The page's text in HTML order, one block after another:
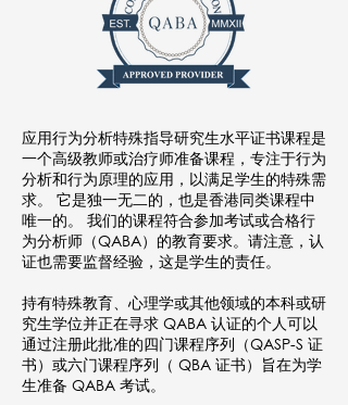
应用行为分析特殊指导研究生水平证书课程是
一个高级教师或治疗师准备课程，专注于行为
分析和行为原理的应用，以满足学生的特殊需
求。 它是独一无二的，也是香港同类课程中
唯一的。 我们的课程符合参加考试或合格行
为分析师（QABA）的教育要求。请注意，认
证也需要监督经验，这是学生的责任。
持有特殊教育、心理学或其他领域的本科或研
究生学位并正在寻求 QABA 认证的个人可以
通过注册此批准的四门课程序列（QASP-S 证
书）或六门课程序列（ QBA 证书）旨在为学
生准备 QABA 考试。